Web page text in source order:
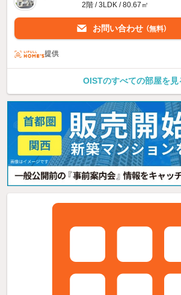
2階 / 3LDK / 80.67㎡
お問い合わせ （無料）
提供
OISTのすべての部屋を見